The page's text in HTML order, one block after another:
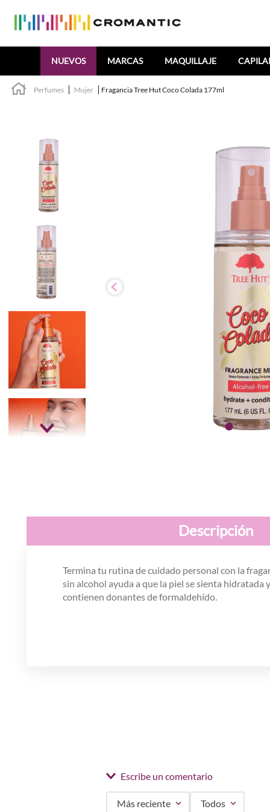
NUEVOS MARCAS MAQUILLAJE
Perfumes Mujer Fragancia Tree Hut Coco Colada 177ml
Descripción
Termina tu rutina de cuidado personal con la
sin alcohol ayuda a que la piel se sienta hidratada
contienen donantes de formaldehído.
Escribe un comentario
Más reciente Todos